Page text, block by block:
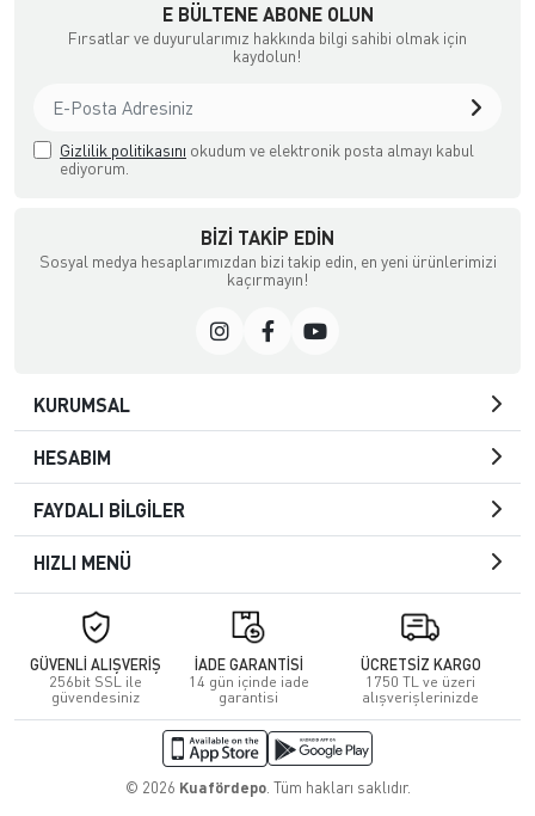
E BÜLTENE ABONE OLUN
Fırsatlar ve duyurularımız hakkında bilgi sahibi olmak için
kaydolun!
Gizlilik politikasını okudum ve elektronik posta almayı kabul
ediyorum.
BIZI TAKIP EDIN
Sosyal medya hesaplarımızdan bizi takip edin, en yeni ürünlerimizi
kaçırmayın!
KURUMSAL
HESABIM
FAYDALI BİLGİLER
HIZLI MENÜ
GÜVENLİ ALIŞVERİŞ
256bit SSL ile
güvendesiniz
İADE GARANTİSİ
14 gün içinde iade
garantisi
ÜCRETSİZ KARGO
1750 TL ve üzeri
alışverişlerinizde
© 2026 Kuafördepo. Tüm hakları saklıdır.